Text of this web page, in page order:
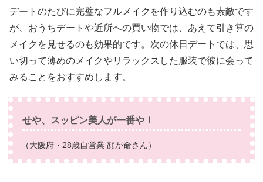
デートのたびに完璧なフルメイクを作り込むのも素敵です
が、おうちデートや近所への買い物では、あえて引き算の
メイクを見せるのも効果的です。次の休日デートでは、思
い切って薄めのメイクやリラックスした服装で彼に会って
みることをおすすめします。
せや、スッピン美人が一番や！
（大阪府・28歳自営業 顔が命さん）